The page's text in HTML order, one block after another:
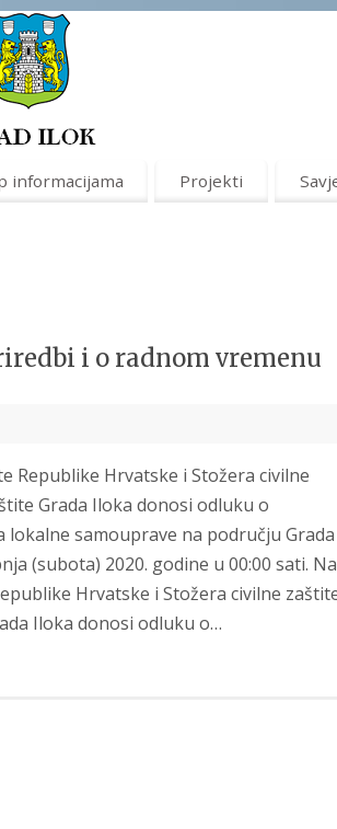
informacijama Projekti
i o radnom vremenu
Republike Hrvatske i Stožera civilne
Grada Iloka donosi odluku o
samouprave na području Grada
(subota) 2020. godine u 00:00 sati. Na
Hrvatske i Stožera civilne
Iloka donosi odluku o…